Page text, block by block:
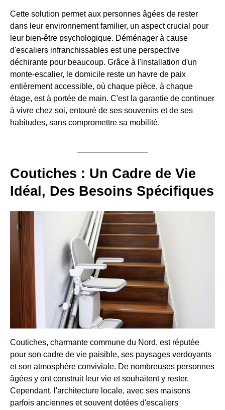
Cette solution permet aux personnes âgées de rester
dans leur environnement familier, un aspect crucial pour
leur bien-être psychologique. Déménager à cause
d'escaliers infranchissables est une perspective
déchirante pour beaucoup. Grâce à l'installation d'un
monte-escalier, le domicile reste un havre de paix
entièrement accessible, où chaque pièce, à chaque
étage, est à portée de main. C'est la garantie de continuer
à vivre chez soi, entouré de ses souvenirs et de ses
habitudes, sans compromettre sa mobilité.
Coutiches : Un Cadre de Vie
Idéal, Des Besoins Spécifiques
Coutiches, charmante commune du Nord, est réputée
pour son cadre de vie paisible, ses paysages verdoyants
et son atmosphère conviviale. De nombreuses personnes
âgées y ont construit leur vie et souhaitent y rester.
Cependant, l'architecture locale, avec ses maisons
parfois anciennes et souvent dotées d'escaliers